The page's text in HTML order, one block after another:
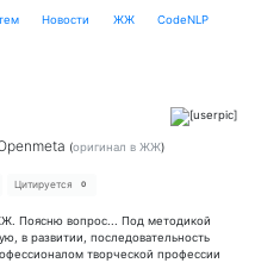
Новости ЖЖ CodeNLP
(оригинал в ЖЖ)
Цитируется 0
Поясню вопрос... Под методикой
в развитии, последовательность
творческой профессии